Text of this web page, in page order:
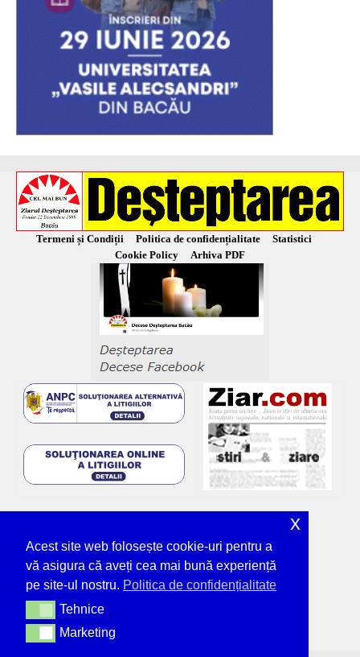
Termeni și Condiții Politica de confidențialitate
Statistici
Cookie Policy
Arhiva PDF
Acest site web folosește cookie-uri pentru a
vă asigura că aveți cea mai bună experiență
pe site-ul nostru. Politica de confidențialitate
TehniceTehnice
MarketingMarketing
x